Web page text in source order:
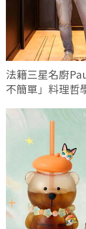
法籍三星名廚
不簡單」料理哲